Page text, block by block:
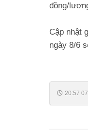
đồng/
Cập nhật
ngày 8/6
20:57